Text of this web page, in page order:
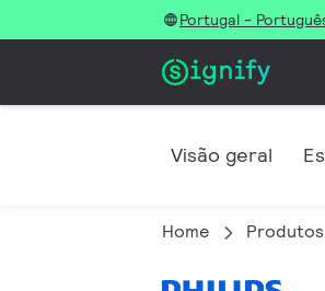
Portugal -
Visão geral
Home Produtos